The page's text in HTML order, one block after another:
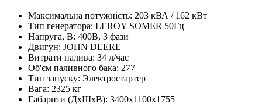
Максимальна потужність: 203 кВА / 162 кВт
Тип генератора: LEROY SOMER 50Гц
Напруга, В: 400В, 3 фази
Двигун: JOHN DEERE
Витрати палива: 34 л/час
Об'єм паливного бака: 277
Тип запуску: Электростартер
Вага: 2325 кг
Габарити (ДхШхВ): 3400x1100x1755